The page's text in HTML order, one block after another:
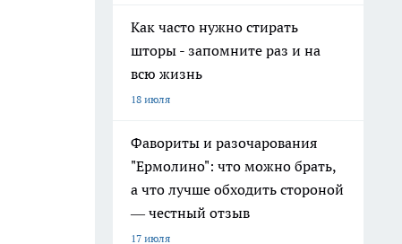
Как часто нужно стирать
шторы - запомните раз и на
всю жизнь
18 июля
Фавориты и разочарования
"Ермолино": что можно брать,
а что лучше обходить стороной
— честный отзыв
17 июля